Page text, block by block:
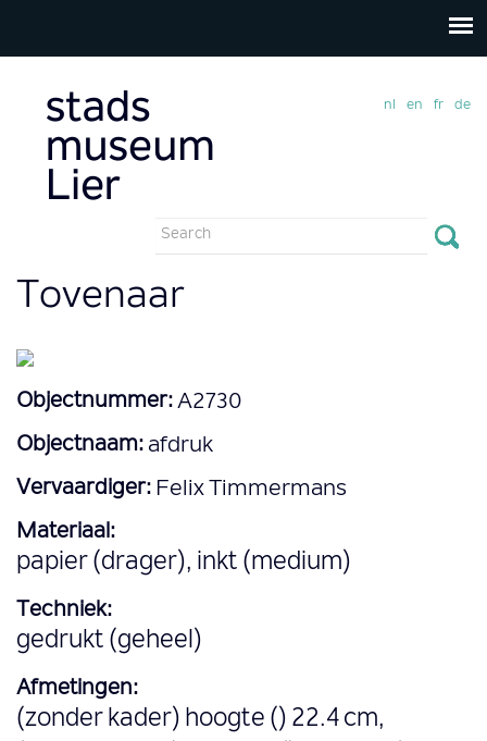
Search
nl en fr de
Tovenaar
Objectnummer: A2730
Objectnaam: afdruk
Vervaardiger: Felix Timmermans
Materiaal:
papier (drager), inkt (medium)
Techniek:
gedrukt (geheel)
Afmetingen:
(zonder kader) hoogte () 22.4 cm,